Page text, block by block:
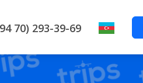
70) 293-39-69